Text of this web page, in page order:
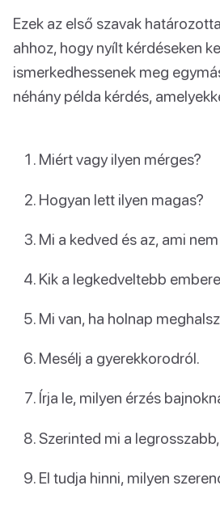
Ezek az első szavak
ahhoz, hogy nyílt kérdéseken
ismerkedhessenek meg
néhány példa kérdés,
Miért vagy ilyen mérges?
Hogyan lett ilyen magas?
Mi a kedved és az, ami
Kik a legkedveltebb
Mi van, ha holnap
Mesélj a gyerekkorodról.
Írja le, milyen érzés
Szerinted mi a
El tudja hinni, milyen